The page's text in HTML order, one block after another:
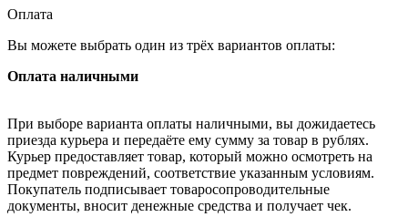
Оплата
Вы можете выбрать один из трёх вариантов оплаты:
Оплата наличными
При выборе варианта оплаты наличными, вы дожидаетесь
приезда курьера и передаёте ему сумму за товар в рублях.
Курьер предоставляет товар, который можно осмотреть на
предмет повреждений, соответствие указанным условиям.
Покупатель подписывает товаросопроводительные
документы, вносит денежные средства и получает чек.